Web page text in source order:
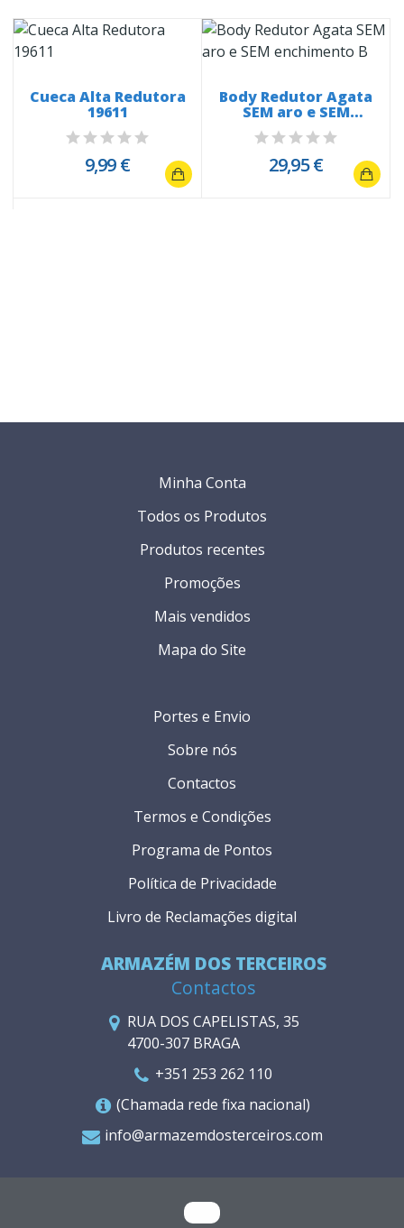
Cueca Alta Redutora
19611
9,99 €
Body Redutor Agata
SEM aro e SEM
enchimento B
29,95 €
ARMAZÉM DOS TERCEIROS
Contactos
RUA DOS CAPELISTAS, 35
4700-307 BRAGA
+351 253 262 110
(Chamada rede fixa nacional)
info@armazemdosterceiros.com
Portes e Envio
Sobre nós
Contactos
Termos e Condições
Programa de Pontos
Política de Privacidade
Livro de Reclamações digital
Minha Conta
Todos os Produtos
Produtos recentes
Promoções
Mais vendidos
Mapa do Site